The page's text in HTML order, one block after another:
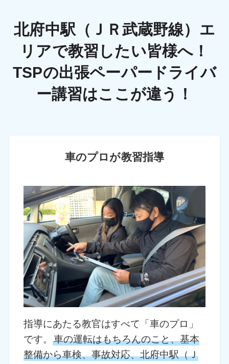
北府中駅（ＪＲ武蔵野線）エ
リアで教習したい皆様へ！
TSPの出張ペーパードライバ
ー講習はここが違う！
車のプロが教習指導
指導にあたる教官はすべて「車のプロ」
です。車の運転はもちろんのこと、基本
整備から車検、事故対応、北府中駅（Ｊ